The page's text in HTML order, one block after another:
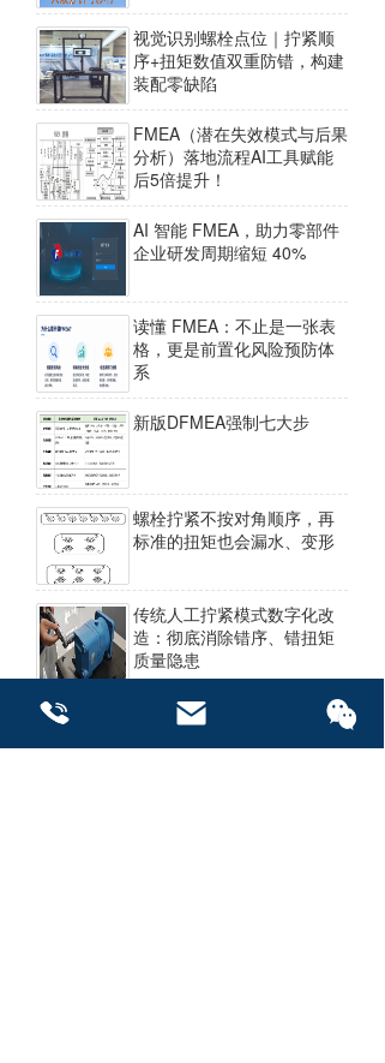
视觉识别螺栓点位｜拧紧顺
序+扭矩数值双重防错，构建
装配零缺陷
FMEA（潜在失效模式与后果
分析）落地流程AI工具赋能
后5倍提升！
AI 智能 FMEA，助力零部件
企业研发周期缩短 40%
读懂 FMEA：不止是一张表
格，更是前置化风险预防体
系
新版DFMEA强制七大步
螺栓拧紧不按对角顺序，再
标准的扭矩也会漏水、变形
传统人工拧紧模式数字化改
造：彻底消除错序、错扭矩
质量隐患
巧用 FMEA软件，让汽车零
部件售后成本直降 30%